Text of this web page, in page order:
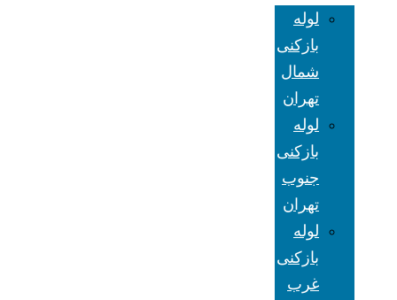
لوله
بازکنی
شمال
تهران
لوله
بازکنی
جنوب
تهران
لوله
بازکنی
غرب